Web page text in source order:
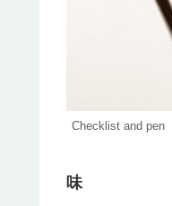
Checklist and pen
味